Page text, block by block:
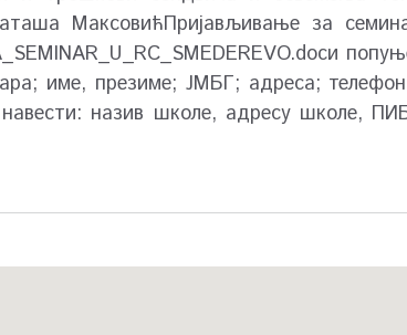
МаксовићПријављивање за
име, презиме; ЈМБГ; адреса;
назив школе, адресу школе,